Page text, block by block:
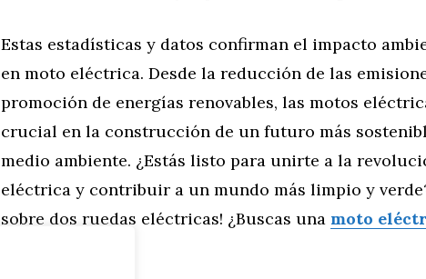
Estas estadísticas y datos confirman el impacto
en moto eléctrica. Desde la reducción de las
promoción de energías renovables, las motos
crucial en la construcción de un futuro más
medio ambiente. ¿Estás listo para unirte a la
eléctrica y contribuir a un mundo más limpio y
sobre dos ruedas eléctricas! ¿Buscas una moto